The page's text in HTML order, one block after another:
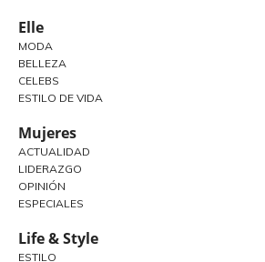
Elle
MODA
BELLEZA
CELEBS
ESTILO DE VIDA
Mujeres
ACTUALIDAD
LIDERAZGO
OPINIÓN
ESPECIALES
Life & Style
ESTILO